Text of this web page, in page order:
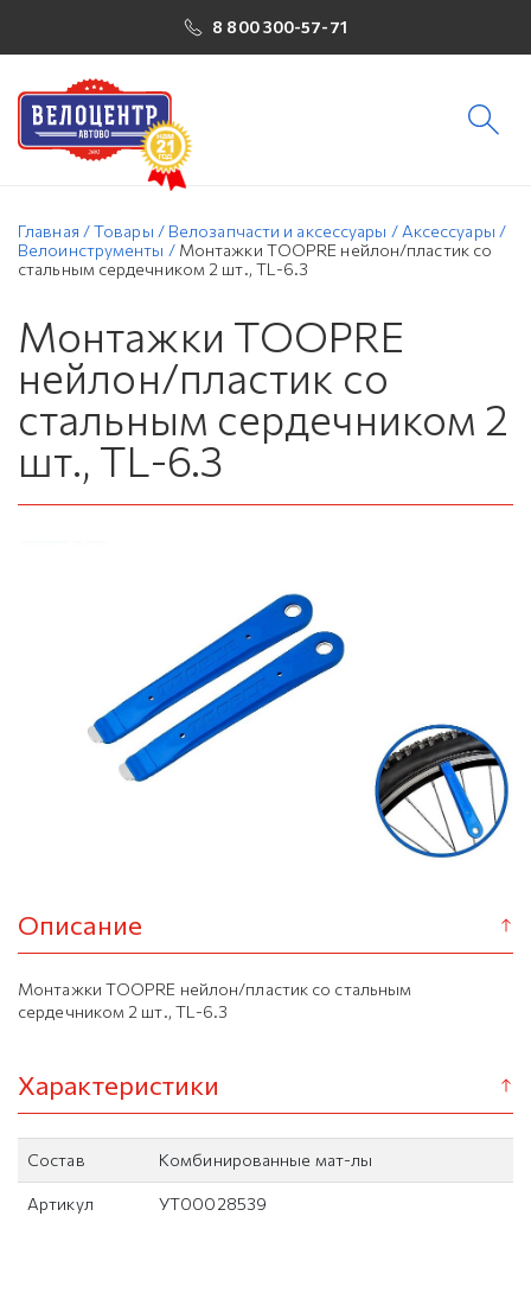
8 800 300-57-71
Главная /Товары / Велозапчасти и аксессуары / Аксессуары /
Велоинструменты / Монтажки TOOPRE нейлон/пластик со
стальным сердечником 2 шт., TL-6.3
Монтажки TOOPRE
нейлон/пластик со
стальным сердечником 2
шт., TL-6.3
Описание
Монтажки TOOPRE нейлон/пластик со стальным
сердечником 2 шт., TL-6.3
Характеристики
Состав Комбинированные мат-лы
Артикул УТ00028539